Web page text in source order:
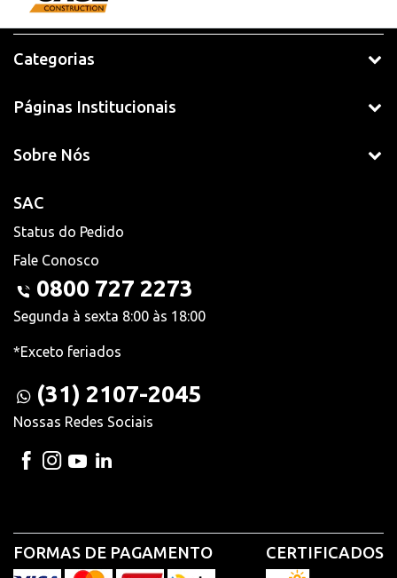
Categorias
Páginas Institucionais
Sobre Nós
SAC
Status do Pedido
Fale Conosco
0800 727 2273
Segunda à sexta 8:00 às 18:00
*Exceto feriados
(31) 2107-2045
Nossas Redes Sociais
FORMAS DE PAGAMENTO CERTIFICADOS